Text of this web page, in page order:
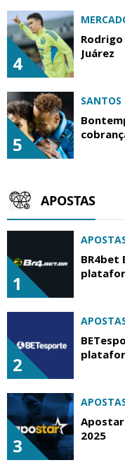
4
Juárez
5
SANTOS
APOSTAS
1
BR4bet
2
3
2025